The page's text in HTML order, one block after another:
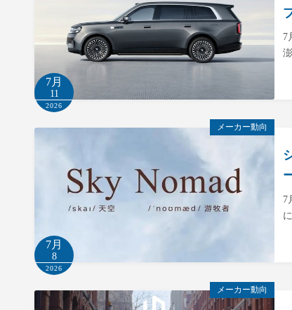
7月
11
2026
7
メーカー動向
7月
8
2026
7
メーカー動向